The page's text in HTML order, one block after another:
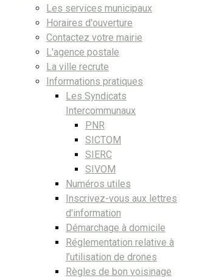
Les services municipaux
Horaires d'ouverture
Contactez votre mairie
L'agence postale
La ville recrute
Informations pratiques
Les Syndicats
Intercommunaux
PNR
SICTOM
SIERC
SIVOM
Numéros utiles
Inscrivez-vous aux lettres
d'information
Démarchage à domicile
Réglementation relative à
l’utilisation de drones
Règles de bon voisinage